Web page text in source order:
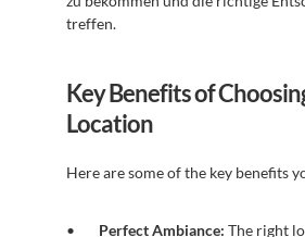
treffen.
Key Benefits of
Location
Here are some of the key benefits
Perfect Ambiance: The right